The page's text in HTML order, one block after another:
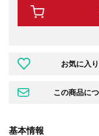
基本情報